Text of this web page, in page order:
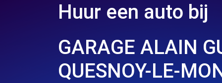
Huur een auto bij
GARAGE ALAIN
QUESNOY-LE-